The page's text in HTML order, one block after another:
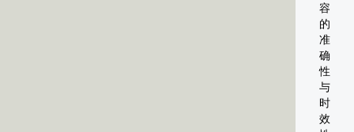
容
的
准
确
性
与
时
效